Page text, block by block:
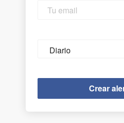
email
frequency